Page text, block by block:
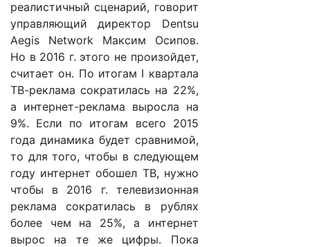
реалистичный сценарий, говорит
управляющий директор Dentsu
Aegis Network Максим Осипов.
Но в 2016 г. этого не произойдет,
считает он. По итогам I квартала
ТВ-реклама сократилась на 22%,
а интернет-реклама выросла на
9%. Если по итогам всего 2015
года динамика будет сравнимой,
то для того, чтобы в следующем
году интернет обошел ТВ, нужно
чтобы в 2016 г. телевизионная
реклама сократилась в рублях
более чем на 25%, а интернет
вырос на те же цифры. Пока